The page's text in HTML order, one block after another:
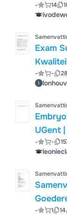
- 14
Exam
- - 28
UGent
- -
- 1 14